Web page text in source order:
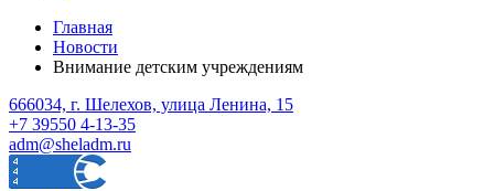
Главная
Новости
Внимание детским учреждениям
666034, г. Шелехов, улица Ленина, 15
+7 39550 4-13-35
adm@sheladm.ru